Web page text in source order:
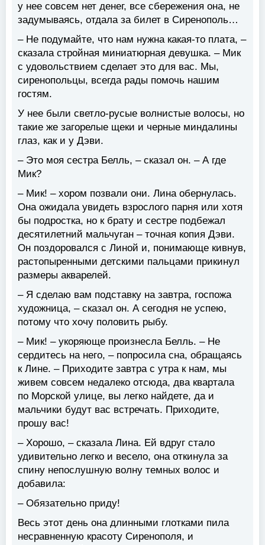
у нее совсем нет денег, все сбережения она, не
задумываясь, отдала за билет в Сиренополь…
– Не подумайте, что нам нужна какая-то плата, –
сказала стройная миниатюрная девушка. – Мик
с удовольствием сделает это для вас. Мы,
сиренопольцы, всегда рады помочь нашим
гостям.
У нее были светло-русые волнистые волосы, но
такие же загорелые щеки и черные миндалины
глаз, как и у Дэви.
– Это моя сестра Белль, – сказал он. – А где
Мик?
– Мик! – хором позвали они. Лина обернулась.
Она ожидала увидеть взрослого парня или хотя
бы подростка, но к брату и сестре подбежал
десятилетний мальчуган – точная копия Дэви.
Он поздоровался с Линой и, понимающе кивнув,
растопыренными детскими пальцами прикинул
размеры акварелей.
– Я сделаю вам подставку на завтра, госпожа
художница, – сказал он. А сегодня не успею,
потому что хочу половить рыбу.
– Мик! – укоряюще произнесла Белль. – Не
сердитесь на него, – попросила сна, обращаясь
к Лине. – Приходите завтра с утра к нам, мы
живем совсем недалеко отсюда, два квартала
по Морской улице, вы легко найдете, да и
мальчики будут вас встречать. Приходите,
прошу вас!
– Хорошо, – сказала Лина. Ей вдруг стало
удивительно легко и весело, она откинула за
спину непослушную волну темных волос и
добавила:
– Обязательно приду!
Весь этот день она длинными глотками пила
несравненную красоту Сиренополя, и